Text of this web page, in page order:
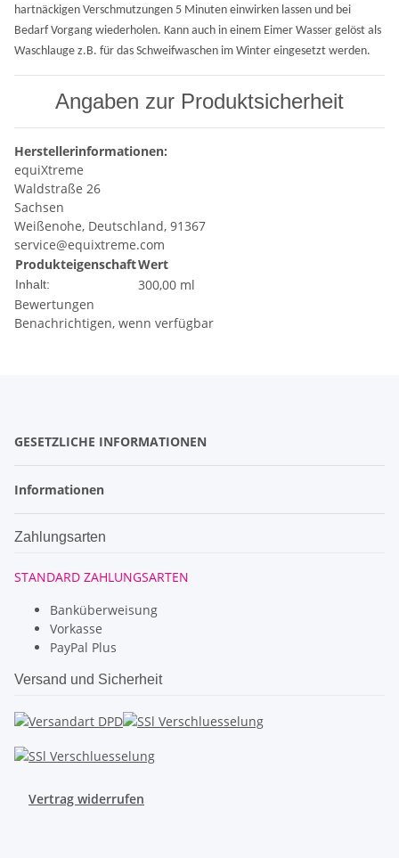
hartnäckigen Verschmutzungen 5 Minuten einwirken lassen und bei
Bedarf Vorgang wiederholen. Kann auch in einem Eimer Wasser gelöst als
Waschlauge z.B. für das Schweifwaschen im Winter eingesetzt werden.
Angaben zur Produktsicherheit
Herstellerinformationen:
equiXtreme
Waldstraße 26
Sachsen
Weißenohe, Deutschland, 91367
service@equixtreme.com
ProdukteigenschaftWert
Inhalt:
300,00 ml
Bewertungen
Benachrichtigen, wenn verfügbar
GESETZLICHE INFORMATIONEN
Informationen
Zahlungsarten
STANDARD ZAHLUNGSARTEN
Banküberweisung
Vorkasse
PayPal Plus
Versand und Sicherheit
Vertrag widerrufen